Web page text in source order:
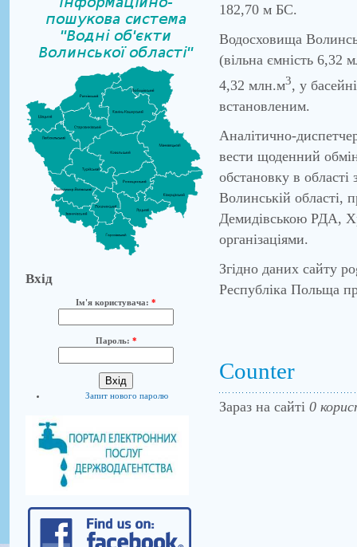
Вхід
Ім'я користувача: *
Пароль: *
Запит нового паролю
182,70 м БС.
Водосховища
(вільна ємність 6,32
4,32 млн.м3, у
встановленим.
Аналітично-
вести щоденний
обстановку в
Волинській області,
Демидівською РДА,
організаціями.
Згідно даних сайту
Республіка Польща
Counter
Зараз на сайті 0